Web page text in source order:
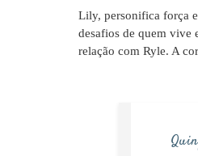
Lily, personifica força
desafios de quem vive
relação com Ryle. A